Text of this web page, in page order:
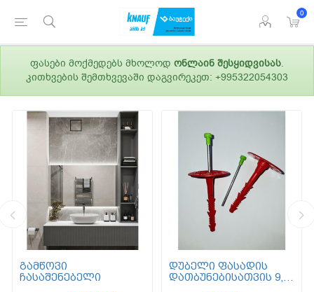
0
ფასები მოქმედებს მხოლოდ ონლაინ შესყიდვისას.
კითხვების შემთხვევაში დაგვირეკეთ: +995322054303
გამწოვი
ჩასაშენებელი
დუბელი ფასადის
დათბუნებისათვის 9,5